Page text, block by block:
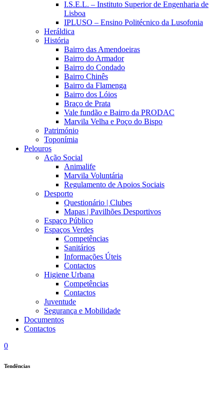
I.S.E.L. – Instituto Superior de Engenharia de
Lisboa
IPLUSO – Ensino Politécnico da Lusofonia
Heráldica
História
Bairro das Amendoeiras
Bairro do Armador
Bairro do Condado
Bairro Chinês
Bairro da Flamenga
Bairro dos Lóios
Braço de Prata
Vale fundão e Bairro da PRODAC
Marvila Velha e Poço do Bispo
Património
Toponímia
Pelouros
Ação Social
Animalife
Marvila Voluntária
Regulamento de Apoios Sociais
Desporto
Questionário | Clubes
Mapas | Pavilhões Desportivos
Espaço Público
Espaços Verdes
Competências
Sanitários
Informações Úteis
Contactos
Higiene Urbana
Competências
Contactos
Juventude
Segurança e Mobilidade
Documentos
Contactos
0
Tendências